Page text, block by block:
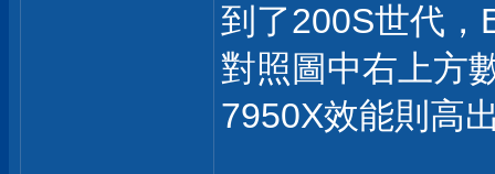
到了200S世代，
對照圖中右上方
7950X效能則高